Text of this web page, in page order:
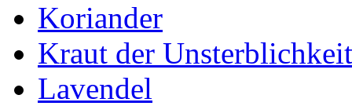
Koriander
Kraut der Unsterblichkeit
Lavendel